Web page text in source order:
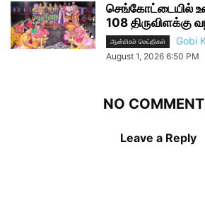
செங்கோட்டையில்
108 திருவிளக்கு
ஆன்மிகச் செய்திகள் Gobi
August 1, 2026 6:50 PM
NO
Leave a Reply